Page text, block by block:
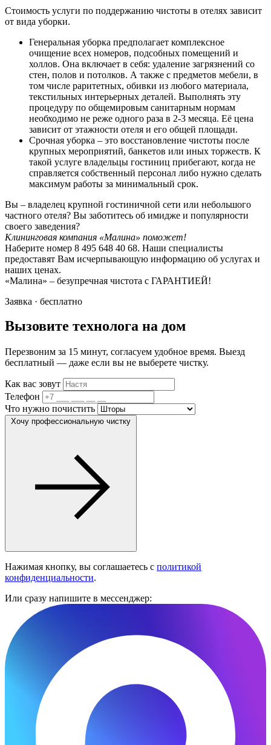
Стоимость услуги по поддержанию чистоты в отелях зависит
от вида уборки.
Генеральная уборка предполагает комплексное
очищение всех номеров, подсобных помещений и
холлов. Она включает в себя: удаление загрязнений со
стен, полов и потолков. А также с предметов мебели, в
том числе раритетных, обивки из любого материала,
текстильных интерьерных деталей. Выполнять эту
процедуру по общемировым санитарным нормам
необходимо не реже одного раза в 2-3 месяца. Её цена
зависит от этажности отеля и его общей площади.
Срочная уборка – это восстановление чистоты после
крупных мероприятий, банкетов или иных торжеств. К
такой услуге владельцы гостиниц прибегают, когда не
справляется собственный персонал либо нужно сделать
максимум работы за минимальный срок.
Вы – владелец крупной гостиничной сети или небольшого
частного отеля? Вы заботитесь об имидже и популярности
своего заведения?
Клининговая компания «Малина» поможет!
Наберите номер 8 495 648 40 68. Наши специалисты
предоставят Вам исчерпывающую информацию об услугах и
наших ценах.
«Малина» – безупречная чистота с ГАРАНТИЕЙ!
Заявка · бесплатно
Вызовите технолога на дом
Перезвоним за 15 минут, согласуем удобное время. Выезд
бесплатный — даже если вы не выберете чистку.
Как вас зовут
Телефон
Что нужно почистить
Хочу профессиональную чистку
Нажимая кнопку, вы соглашаетесь с политикой
конфиденциальности.
Или сразу напишите в мессенджер: